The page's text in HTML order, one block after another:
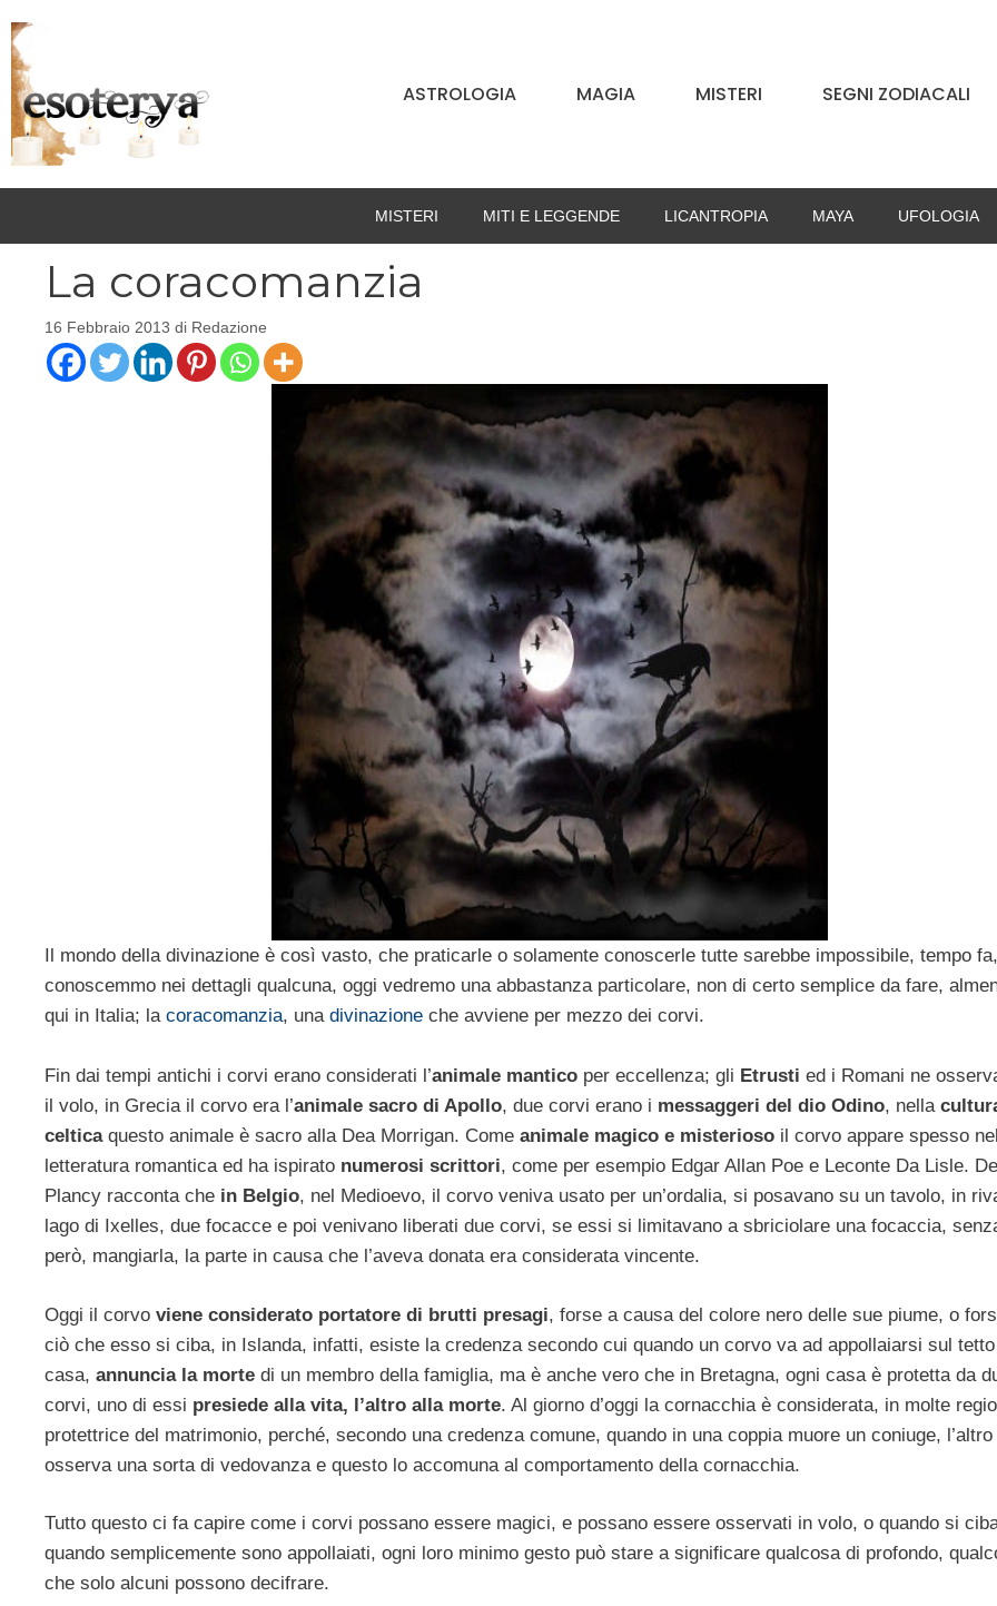
al
contenuto
ASTROLOGIA MAGIA MISTERI SEGNI ZODIACALI
MISTERI MITI E LEGGENDE LICANTROPIA MAYA UFOLOGIA
La coracomanzia
16 Febbraio 2013 di Redazione
Il mondo della divinazione è così vasto, che praticarle o solamente conoscerle tutte sarebbe impossibile, tempo
conoscemmo nei dettagli qualcuna, oggi vedremo una abbastanza particolare, non di certo semplice da fare,
qui in Italia; la coracomanzia, una divinazione che avviene per mezzo dei corvi.
Fin dai tempi antichi i corvi erano considerati l’animale mantico per eccellenza; gli Etrusti ed i Romani ne
il volo, in Grecia il corvo era l’animale sacro di Apollo, due corvi erano i messaggeri del dio Odino, nella
celtica questo animale è sacro alla Dea Morrigan. Come animale magico e misterioso il corvo appare spesso
letteratura romantica ed ha ispirato numerosi scrittori, come per esempio Edgar Allan Poe e Leconte Da Lisle. De
Plancy racconta che in Belgio, nel Medioevo, il corvo veniva usato per un’ordalia, si posavano su un tavolo, in
lago di Ixelles, due focacce e poi venivano liberati due corvi, se essi si limitavano a sbriciolare una focaccia,
però, mangiarla, la parte in causa che l’aveva donata era considerata vincente.
Oggi il corvo viene considerato portatore di brutti presagi, forse a causa del colore nero delle sue piume, o
ciò che esso si ciba, in Islanda, infatti, esiste la credenza secondo cui quando un corvo va ad appollaiarsi sul
casa, annuncia la morte di un membro della famiglia, ma è anche vero che in Bretagna, ogni casa è protetta da
corvi, uno di essi presiede alla vita, l’altro alla morte. Al giorno d’oggi la cornacchia è considerata, in molte
protettrice del matrimonio, perché, secondo una credenza comune, quando in una coppia muore un coniuge, l’altro
osserva una sorta di vedovanza e questo lo accomuna al comportamento della cornacchia.
Tutto questo ci fa capire come i corvi possano essere magici, e possano essere osservati in volo, o quando si
quando semplicemente sono appollaiati, ogni loro minimo gesto può stare a significare qualcosa di profondo,
che solo alcuni possono decifrare.